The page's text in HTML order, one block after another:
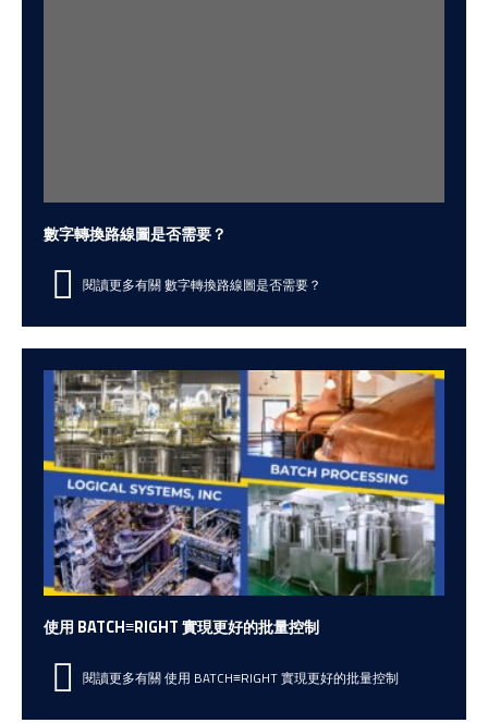
數字轉換路線圖是否需要？
閱讀更多有關 數字轉換路線圖是否需要？
使用 BATCH≡RIGHT 實現更好的批量控制
閱讀更多有關 使用 BATCH≡RIGHT 實現更好的批量控制